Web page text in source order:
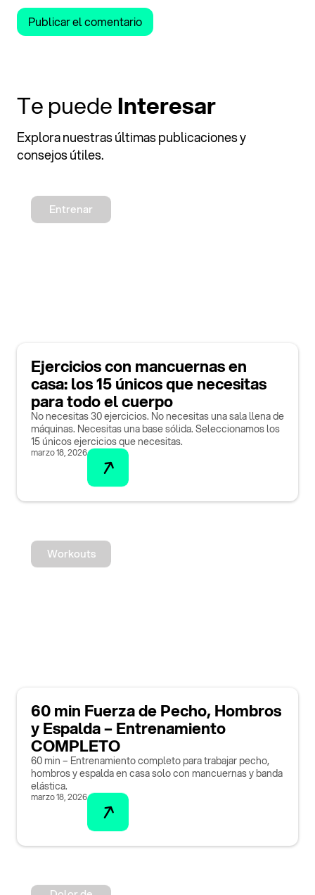
Te puedeInteresar
Explora nuestras últimas publicaciones y
consejos útiles.
Entrenar
Ejercicios con mancuernas en
casa: los 15 únicos que necesitas
para todo el cuerpo
No necesitas 30 ejercicios. No necesitas una sala llena de
máquinas. Necesitas una base sólida. Seleccionamos los
15 únicos ejercicios que necesitas.
marzo 18, 2026
Workouts
60 min Fuerza de Pecho, Hombros
y Espalda – Entrenamiento
COMPLETO
60 min – Entrenamiento completo para trabajar pecho,
hombros y espalda en casa solo con mancuernas y banda
elástica.
marzo 18, 2026